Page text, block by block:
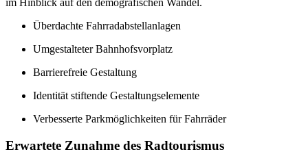
im Hinblick auf den demografischen Wandel.
Überdachte Fahrradabstellanlagen
Umgestalteter Bahnhofsvorplatz
Barrierefreie Gestaltung
Identität stiftende Gestaltungselemente
Verbesserte Parkmöglichkeiten für Fahrräder
Erwartete Zunahme des Radtourismus